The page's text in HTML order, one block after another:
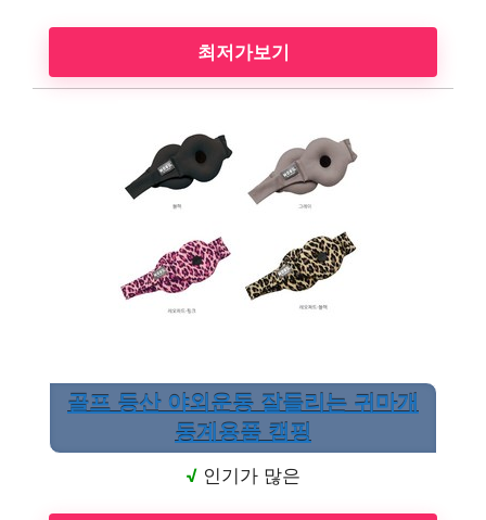
최저가보기
골프 등산 야외운동 잘들리는 귀마개
동계용품 캠핑
√ 인기가 많은